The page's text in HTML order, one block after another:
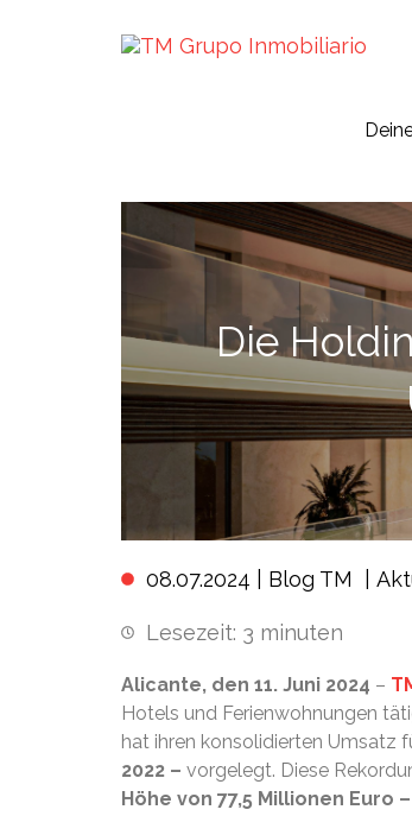
Die
08.07.2024 | Blog TM
Lesezeit: 3 minuten
Alicante, den 11. Juni 2024 –
Hotels und Ferienwohnungen
hat ihren konsolidierten Umsatz
2022 – vorgelegt. Diese
Höhe von 77,5 Millionen Euro